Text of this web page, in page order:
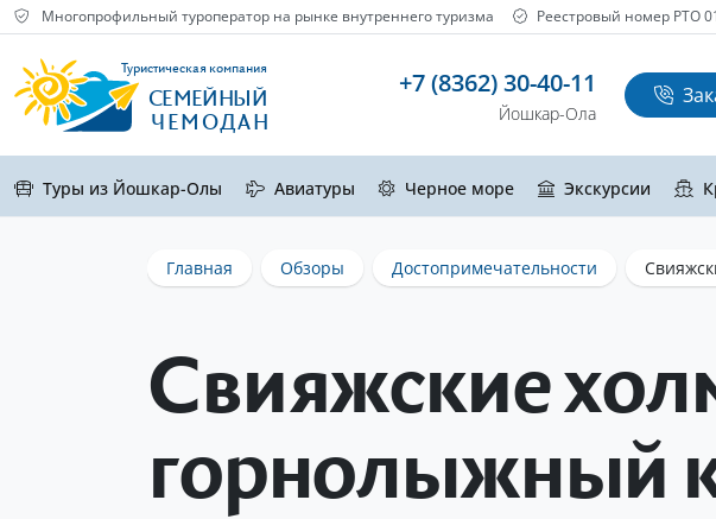
Многопрофильный туроператор на рынке внутреннего туризма Реестровый номер РТО
Туристическая компания
СЕМЕЙНЫЙ
ЧЕМОДАН
+7 (8362) 30-40-11
Йошкар-Ола
Туры из Йошкар-Олы Авиатуры Черное море Экскурсии
Главная Обзоры Достопримечательности
Свияжские
горнолыжный